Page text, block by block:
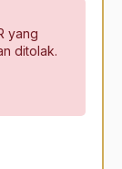
yang
ditolak.